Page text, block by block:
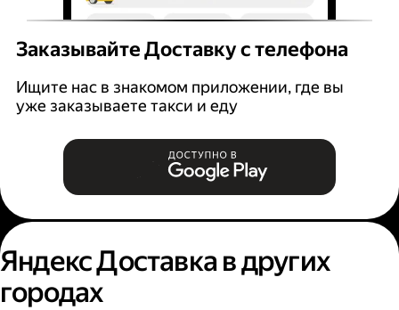
Заказывайте Доставку с телефона
Ищите нас в знакомом приложении, где вы
уже заказываете такси и еду
Яндекс Доставка в других
городах